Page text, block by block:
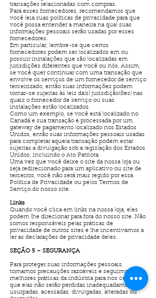
transações relacionadas com compras.
Para esses fornecedores, recomendamos que
você leia suas políticas de privacidade para que
você possa entender a maneira na qual suas
informações pessoais serão usadas por esses
fornecedores.
Em particular, lembre-se que certos
fornecedores podem ser localizados em ou
possuir instalações que são localizadas em
jurisdições diferentes que você ou nós. Assim,
se você quer continuar com uma transação que
envolve os serviços de um fornecedor de serviço
terceirizado, então suas informações podem
tornar-se sujeitas às leis da(s) jurisdição(ões) nas
quais o fornecedor de serviço ou suas
instalações estão localizados.
Como um exemplo, se você está localizado no
Canadá e sua transação é processada por um
gateway de pagamento localizado nos Estados
Unidos, então suas informações pessoais usadas
para completar aquela transação podem estar
sujeitas a divulgação sob a legislação dos Estados
Unidos, incluindo o Ato Patriota.
Uma vez que você deixe o site da nossa loja ou
seja redirecionado para um aplicativo ou site de
terceiros, você não será mais regido por essa
Política de Privacidade ou pelos Termos de
Serviço do nosso site.
Links
Quando você clica em links na nossa loja, eles
podem lhe direcionar para fora do nosso site. Não
somos responsáveis pelas práticas de
privacidade de outros sites e lhe incentivamos a
ler as declarações de privacidade deles.
SEÇÃO 5 – SEGURANÇA
Para proteger suas informações pessoais,
tomamos precauções razoáveis e seguimos as
melhores práticas da indústria para nos certificar
que elas não serão perdidas inadequadamente,
usurpadas, acessadas, divulgadas, alteradas ou